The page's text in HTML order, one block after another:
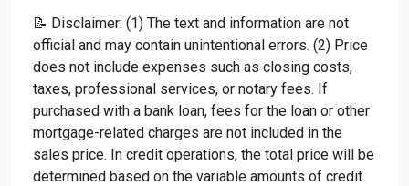
📝 Disclaimer: (1) The text and information are not
official and may contain unintentional errors. (2) Price
does not include expenses such as closing costs,
taxes, professional services, or notary fees. If
purchased with a bank loan, fees for the loan or other
mortgage-related charges are not included in the
sales price. In credit operations, the total price will be
determined based on the variable amounts of credit